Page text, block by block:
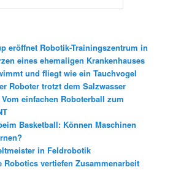
eröffnet Robotik-Trainingszentrum in
eines ehemaligen Krankenhauses
und fliegt wie ein Tauchvogel
Roboter trotzt dem Salzwasser
einfachen Roboterball zum
Basketball: Können Maschinen
in Feldrobotik
Robotics vertiefen Zusammenarbeit